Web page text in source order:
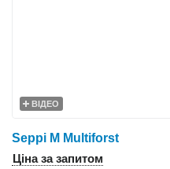
ВІДЕО
Seppi M Multiforst
Ціна за запитом